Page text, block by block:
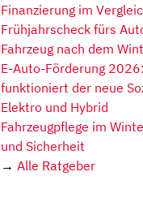
Finanzierung im
Frühjahrscheck fürs
Fahrzeug nach dem
E-Auto-Förderung
funktioniert der neue
Elektro und Hybrid
Fahrzeugpflege im
und Sicherheit
→ Alle Ratgeber